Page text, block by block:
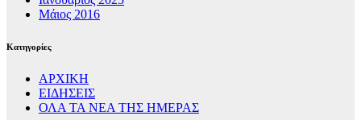
Μάιος 2016
Kατηγορίες
ΑΡΧΙΚΗ
ΕΙΔΗΣΕΙΣ
ΟΛΑ ΤΑ ΝΕΑ ΤΗΣ ΗΜΕΡΑΣ